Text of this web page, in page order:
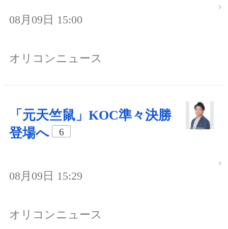
08月09日 15:00
オリコンニュース
「元天竺鼠」KOC準々決勝
登場へ
6
08月09日 15:29
オリコンニュース